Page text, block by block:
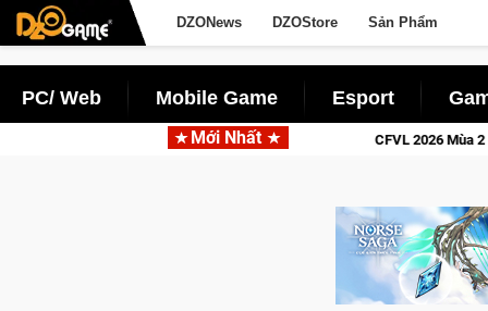
DZONews DZOStore Sản Phẩm
PC/ Web Mobile Game Esport
Mới NhấtCFVL 2026 Mùa 2 khép lại với